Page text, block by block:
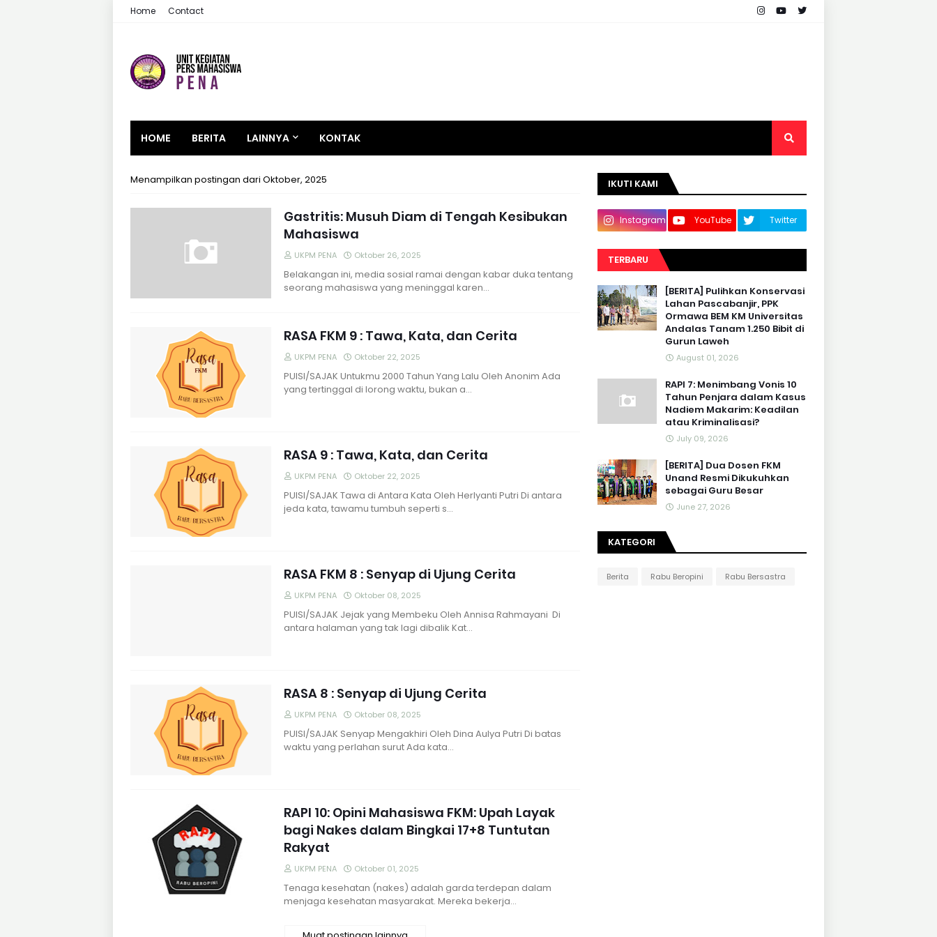
Home Contact
HOME BERITA LAINNYA KONTAK
Menampilkan postingan dari Oktober, 2025
Gastritis: Musuh Diam di Tengah Kesibukan
Mahasiswa
UKPM PENA Oktober 26, 2025
Belakangan ini, media sosial ramai dengan kabar duka tentang
seorang mahasiswa yang meninggal karen…
RASA FKM 9 : Tawa, Kata, dan Cerita
UKPM PENA Oktober 22, 2025
PUISI/SAJAK Untukmu 2000 Tahun Yang Lalu Oleh Anonim Ada
yang tertinggal di lorong waktu, bukan a…
RASA 9 : Tawa, Kata, dan Cerita
UKPM PENA Oktober 22, 2025
PUISI/SAJAK Tawa di Antara Kata Oleh Herlyanti Putri Di antara
jeda kata, tawamu tumbuh seperti s…
RASA FKM 8 : Senyap di Ujung Cerita
UKPM PENA Oktober 08, 2025
PUISI/SAJAK Jejak yang Membeku Oleh Annisa Rahmayani Di
antara halaman yang tak lagi dibalik Kat…
RASA 8 : Senyap di Ujung Cerita
UKPM PENA Oktober 08, 2025
PUISI/SAJAK Senyap Mengakhiri Oleh Dina Aulya Putri Di batas
waktu yang perlahan surut Ada kata…
RAPI 10: Opini Mahasiswa FKM: Upah Layak
bagi Nakes dalam Bingkai 17+8 Tuntutan
Rakyat
UKPM PENA Oktober 01, 2025
Tenaga kesehatan (nakes) adalah garda terdepan dalam
menjaga kesehatan masyarakat. Mereka bekerja…
IKUTI KAMI
Instagram YouTube Twitter
TERBARU
[BERITA] Pulihkan Konservasi
Lahan Pascabanjir, PPK
Ormawa BEM KM Universitas
Andalas Tanam 1.250 Bibit di
Gurun Laweh
August 01, 2026
RAPI 7: Menimbang Vonis 10
Tahun Penjara dalam Kasus
Nadiem Makarim: Keadilan
atau Kriminalisasi?
July 09, 2026
[BERITA] Dua Dosen FKM
Unand Resmi Dikukuhkan
sebagai Guru Besar
June 27, 2026
KATEGORI
Berita Rabu Beropini Rabu Bersastra